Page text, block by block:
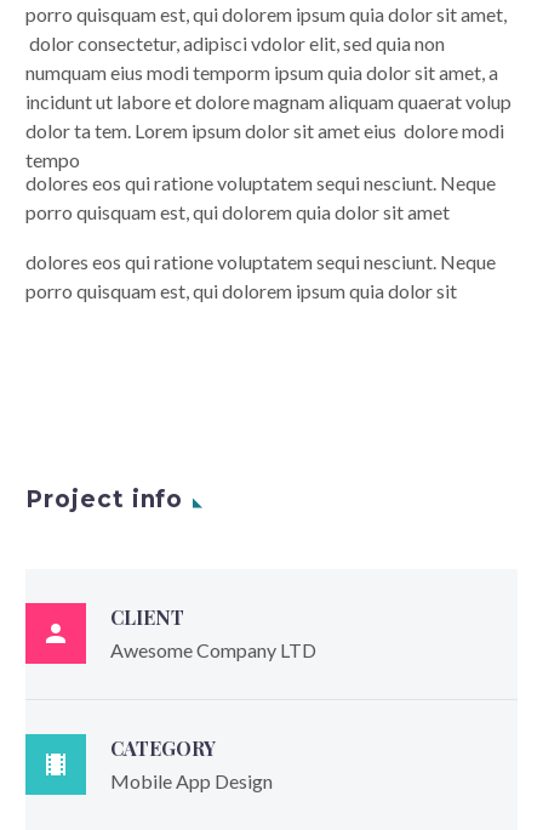
porro quisquam est, qui dolorem ipsum quia dolor sit amet,
dolor consectetur, adipisci vdolor elit, sed quia non
numquam eius modi temporm ipsum quia dolor sit amet, a
incidunt ut labore et dolore magnam aliquam quaerat volup
dolor ta tem. Lorem ipsum dolor sit amet eius dolore modi
tempo
dolores eos qui ratione voluptatem sequi nesciunt. Neque
porro quisquam est, qui dolorem quia dolor sit amet
dolores eos qui ratione voluptatem sequi nesciunt. Neque
porro quisquam est, qui dolorem ipsum quia dolor sit
Project info

CLIENT
Awesome Company LTD

CATEGORY
Mobile App Design